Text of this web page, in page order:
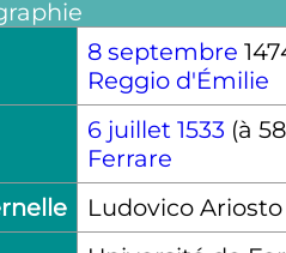
8 septembre
Reggio d'Émilie
6 juillet 1533 (à
Ferrare
Ludovico Ariosto